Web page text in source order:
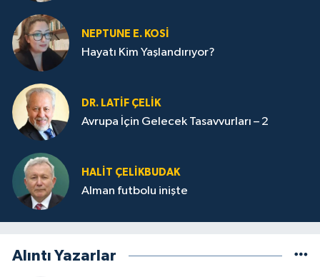
NEPTUNE E. KOSİ
Hayatı Kim Yaşlandırıyor?
DR. LATİF ÇELİK
Avrupa İçin Gelecek Tasavvurları – 2
HALIT ÇELİKBUDAK
Alman futbolu inişte
Alıntı Yazarlar